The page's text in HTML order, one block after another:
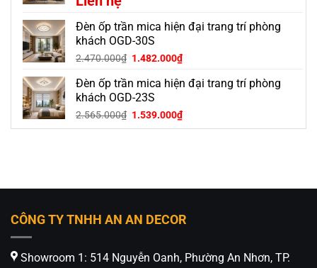
Đèn ốp trần mica hiện đại trang trí phòng
khách OGD-30S
2.470.000₫ Giá
là:
2.470.000₫.
1.482.000₫Giá
tại
1.482.000₫.
Đèn ốp trần mica hiện đại trang trí phòng
khách OGD-23S
2.565.000₫ Giá
gốc
1.539.000₫Giá
hiện
CÔNG TY TNHH AN AN DECOR
Showroom 1: 514 Nguyễn Oanh, Phường An Nhơn, TP.